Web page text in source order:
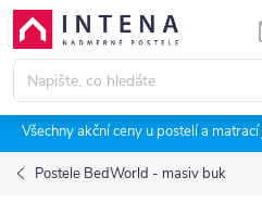
Přejít
obsah
Všechny akční ceny u postelí a
Postele BedWorld - masiv buk